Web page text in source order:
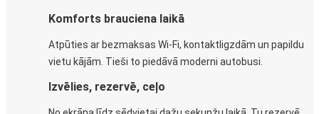
Komforts brauciena laikā
Atpūties ar bezmaksas Wi-Fi, kontaktligzdām un papildu
vietu kājām. Tieši to piedāvā moderni autobusi.
Izvēlies, rezervē, ceļo